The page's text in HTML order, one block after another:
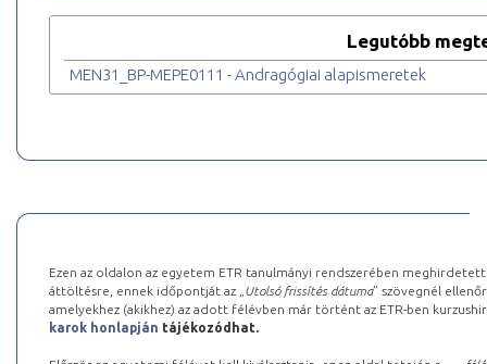
Legutóbb
MEN31_BP-MEPE0111 - Andragógiai alapismeretek
Ezen az oldalon az egyetem ETR tanulmányi rendszerében
áttöltésre, ennek időpontját az „ Utolsó frissítés dátuma” szövegnél
amelyekhez (akikhez) az adott félévben már történt az ETR-ben
karok honlapján tájékozódhat.